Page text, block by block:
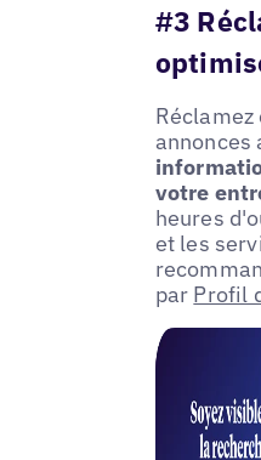
#3
annonces
votre
heures
et les
par Profil